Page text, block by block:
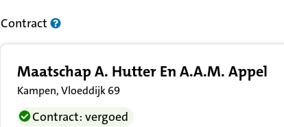
Contract
Maatschap A. Hutter En A.A.M. Appel
Kampen, Vloeddijk 69
Contract: vergoed